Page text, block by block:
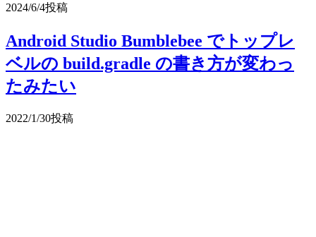
2024/6/4投稿
Android Studio Bumblebee でトップレ
ベルの build.gradle の書き方が変わっ
たみたい
2022/1/30投稿